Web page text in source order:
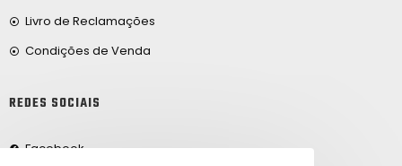
Livro de Reclamações
Condições de Venda
REDES SOCIAIS
Facebook